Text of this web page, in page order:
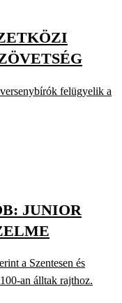
felügyelik a
JUNIOR
a Szentesen és
an álltak rajthoz.